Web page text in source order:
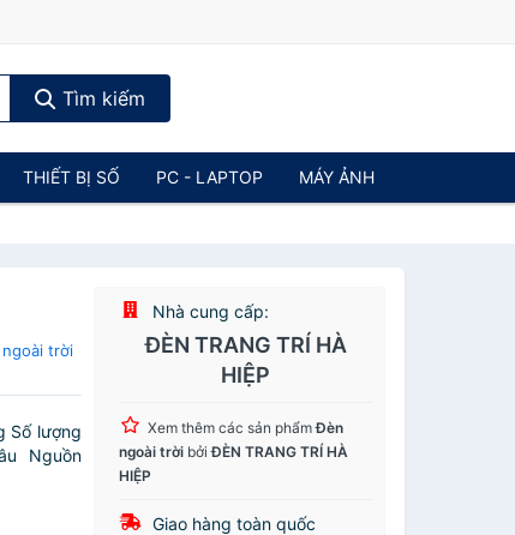
Tìm kiếm
THIẾT BỊ SỐ PC - LAPTOP MÁY ẢNH
trời
Số lượng
Nguồn
Nhà cung cấp:
ĐÈN TRANG TRÍ HÀ
HIỆP
Xem thêm các sản phẩmĐèn
ngoài trời bởiĐÈN TRANG TRÍ HÀ
HIỆP
Giao hàng toàn quốc